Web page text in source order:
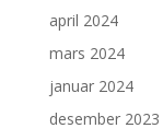
april 2024
mars 2024
januar 2024
desember 2023